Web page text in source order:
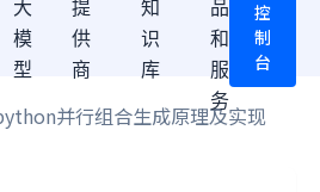
大
模
型
提
供
商
知
识
库
品
和
服
务
控
制
台
并行组合生成原理及实现